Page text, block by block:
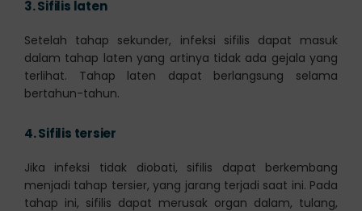
3.Sifilis laten
Setelah tahap sekunder, infeksi sifilis dapat masuk
dalam tahap laten yang artinya tidak ada gejala yang
terlihat. Tahap laten dapat berlangsung selama
bertahun-tahun.
4.Sifilis tersier
Jika infeksi tidak diobati, sifilis dapat berkembang
menjadi tahap tersier, yang jarang terjadi saat ini. Pada
tahap ini, sifilis dapat merusak organ dalam, tulang,